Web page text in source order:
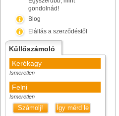
gondolnád!
Blog
Elállás a szerződéstől
Küllőszámoló
Kerékagy
Ismeretlen
Felni
Ismeretlen
Számolj! Így mérd le